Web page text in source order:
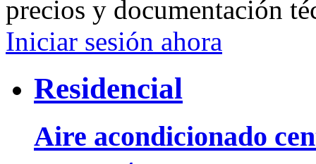
precios y documentación
Iniciar sesión ahora
Residencial
Aire acondicionado